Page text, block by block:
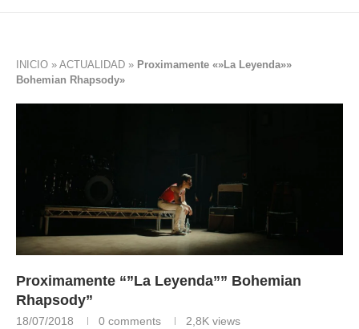
INICIO » ACTUALIDAD » Proximamente «»La Leyenda»»
Bohemian Rhapsody»
Proximamente “”La Leyenda”” Bohemian
Rhapsody”
18/07/2018 0 comments 2,8K views